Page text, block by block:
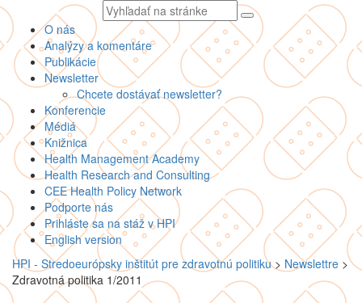
Vyhľadávaný
text
O nás
Analýzy a komentáre
Publikácie
Newsletter
Chcete dostávať newsletter?
Konferencie
Médiá
Knižnica
Health Management Academy
Health Research and Consulting
CEE Health Policy Network
Podporte nás
Prihláste sa na stáž v HPI
English version
HPI - Stredoeurópsky inštitút pre zdravotnú politiku> Newslettre >
Zdravotná politika 1/2011